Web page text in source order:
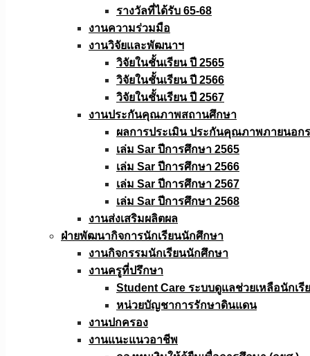
รางวัลที่ได้รับ 65-68
งานความร่วมมือ
งานวิจัยเเละพัฒนาฯ
วิจัยในชั้นเรียน ปี 2565
วิจัยในชั้นเรียน ปี 2566
วิจัยในชั้นเรียน ปี 2567
งานประกันคุณภาพสถานศึกษา
ผลการประเมิน ประกันคุณภาพภายนอก
เล่ม Sar ปีการศึกษา 2565
เล่ม Sar ปีการศึกษา 2566
เล่ม Sar ปีการศึกษา 2567
เล่ม Sar ปีการศึกษา 2568
งานส่งเสริมผลิตผล
ฝ่ายพัฒนากิจการนักเรียนนักศึกษา
งานกิจกรรมนักเรียนนักศึกษา
งานครูที่ปรึกษา
Student Care ระบบดูแลช่วยเหลือนักเรี
หน่วยบัญชาการรักษาดินแดน
งานปกครอง
งานแนะแนวอาชีพ